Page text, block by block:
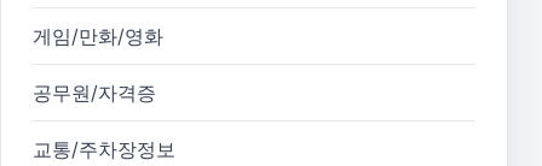
게임/만화/영화
공무원/자격증
교통/주차장정보